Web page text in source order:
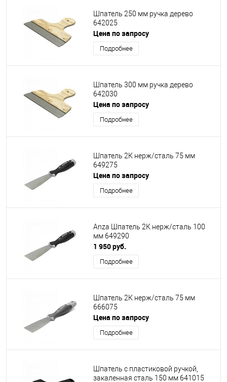
Шпатель 250 мм ручка дерево
642025
Цена по запросу
Подробнее
Шпатель 300 мм ручка дерево
642030
Цена по запросу
Подробнее
Шпатель 2К нерж/сталь 75 мм
649275
Цена по запросу
Подробнее
Anza Шпатель 2К нерж/сталь 100
мм 649290
1 950 руб.
Подробнее
Шпатель 2К нерж/сталь 75 мм
666075
Цена по запросу
Подробнее
Шпатель с пластиковой ручкой,
закаленная сталь 150 мм 641015